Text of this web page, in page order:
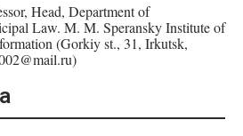
Head, Department of
Law. M. M. Speransky Institute of
(Gorkiy st., 31, Irkutsk,